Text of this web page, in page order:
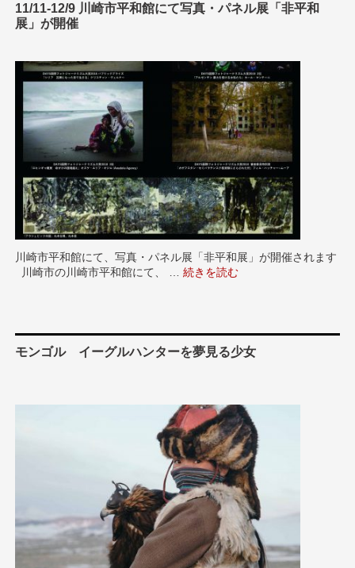
11/11-12/9 川崎市平和館にて写真・パネル展「非平和
展」が開催
川崎市平和館にて、写真・パネル展「非平和展」が開催されます
川崎市の川崎市平和館にて、 …“11/11-12/9 川崎市平和館にて写
続きを読む
モンゴル イーグルハンターを夢見る少女